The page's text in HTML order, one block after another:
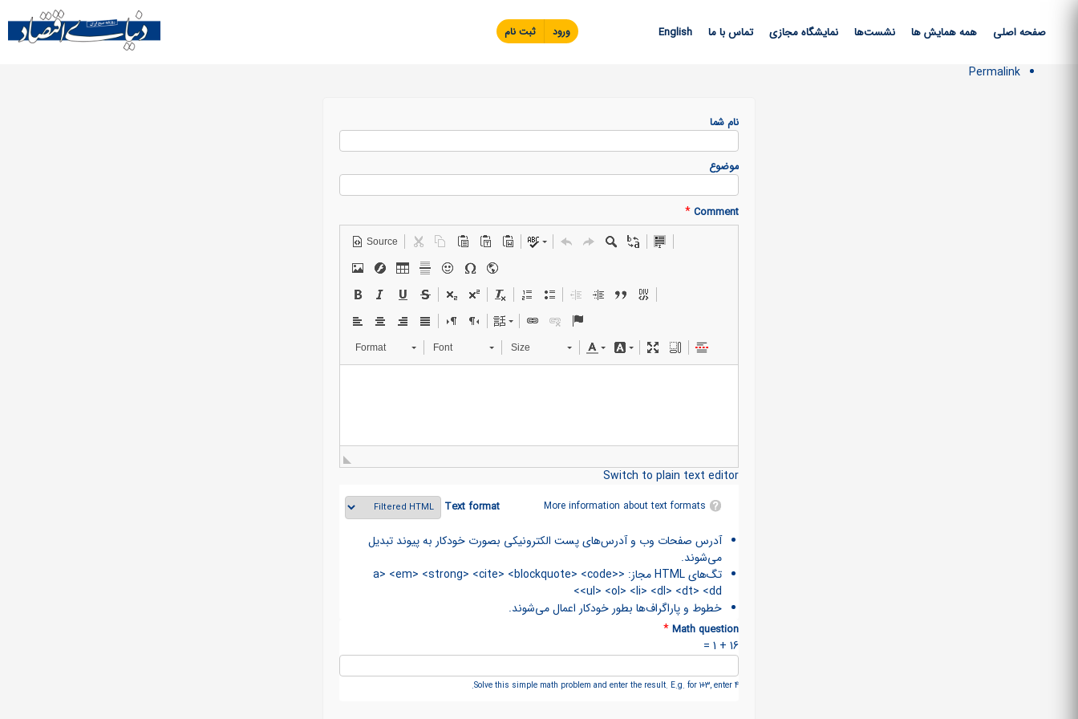
صفحه اصلی همه همایش ها نشست‌ها نمایشگاه مجازی تماس با ما English ورود ثبت نام
Permalink
نام شما
موضوع
Comment
*
Source
Format Font Size
Switch to plain text editor
More information about text formats
Text format
آدرس صفحات وب و آدرس‌های پست الکترونیکی بصورت خودکار به پیوند تبدیل
می‌شوند.
تگ‌های HTML مجاز: <a> <em> <strong> <cite> <blockquote> <code>
<ul> <ol> <li> <dl> <dt> <dd>
خطوط و پاراگراف‌ها بطور خودکار اعمال می‌شوند.
Math question
*
16 + 1 =
Solve this simple math problem and enter the result. E.g. for 1+3, enter 4.